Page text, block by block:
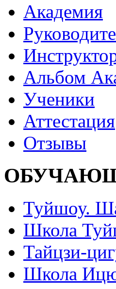
Академия
Альбом
Ученики
Аттестация
Отзывы
Туйшоу.
Школа
Тайцзи-
Школа